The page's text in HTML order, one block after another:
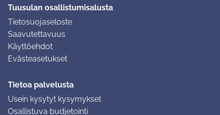
Tuusulan osallistumisalusta
Tietosuojaseloste
Saavutettavuus
Käyttöehdot
Evästeasetukset
Tietoa palvelusta
Usein kysytyt kysymykset
Osallistuva budjetointi